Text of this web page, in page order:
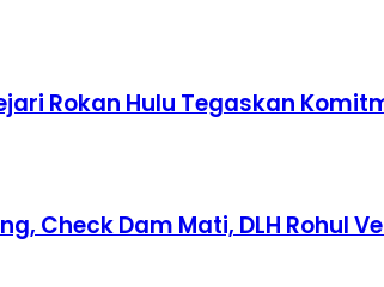
Rokan Hulu Tegaskan
Check Dam Mati, DLH Rohul